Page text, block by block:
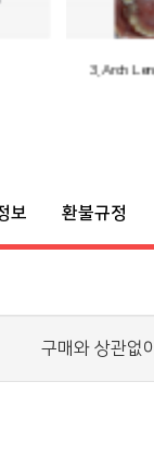
3. Arch Length
보 환불규정
구매와 상관없